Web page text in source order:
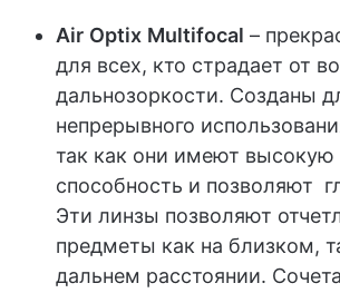
Air Optix Multifocal –
для всех, кто страдает от
дальнозоркости. Созданы
непрерывного
так как они имеют высокую
способность и позволяют
Эти линзы позволяют
предметы как на близком,
дальнем расстоянии.